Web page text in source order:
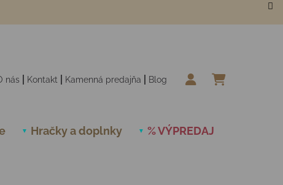
nás Kontakt Kamenná predajňa Blog
Hračky a doplnky % VÝPREDAJ